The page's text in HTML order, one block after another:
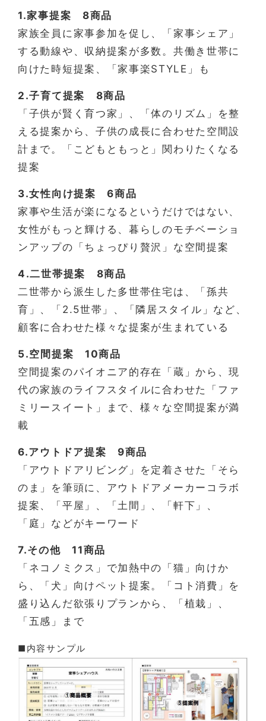
1.家事提案 8商品
家族全員に家事参加を促し、「家事シェア」
する動線や、収納提案が多数。共働き世帯に
向けた時短提案、「家事楽STYLE」も
2.子育て提案 8商品
「子供が賢く育つ家」、「体のリズム」を整
える提案から、子供の成長に合わせた空間設
計まで。「こどもともっと」関わりたくなる
提案
3.女性向け提案 6商品
家事や生活が楽になるというだけではない、
女性がもっと輝ける、暮らしのモチベーショ
ンアップの「ちょっぴり贅沢」な空間提案
4.二世帯提案 8商品
二世帯から派生した多世帯住宅は、「孫共
育」、「2.5世帯」、「隣居スタイル」など、
顧客に合わせた様々な提案が生まれている
5.空間提案 10商品
空間提案のパイオニア的存在「蔵」から、現
代の家族のライフスタイルに合わせた「ファ
ミリースイート」まで、様々な空間提案が満
載
6.アウトドア提案 9商品
「アウトドアリビング」を定着させた「そら
のま」を筆頭に、アウトドアメーカーコラボ
提案、「平屋」、「土間」、「軒下」、
「庭」などがキーワード
7.その他 11商品
「ネコノミクス」で加熱中の「猫」向けか
ら、「犬」向けペット提案。「コト消費」を
盛り込んだ欲張りプランから、「植栽」、
「五感」まで
■内容サンプル